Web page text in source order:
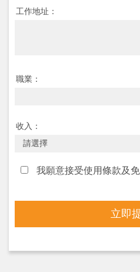
工作地址：
職業：
收入：
我願意接受使用條款及